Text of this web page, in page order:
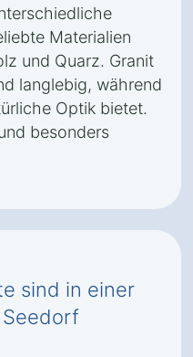
Materialien
und Quarz. Granit
langlebig, während
Optik bietet.
besonders
sind in einer